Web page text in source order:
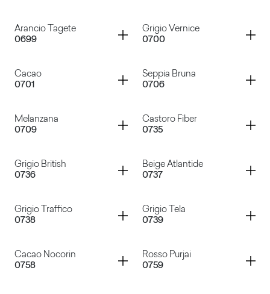
Arancio Tagete
0699
Container
Grigio Vernice
0700
Container
Cacao
0701
Container
Seppia Bruna
0706
Container
Melanzana
0709
Container
Castoro Fiber
0735
Container
Grigio British
0736
Container
Beige Atlantide
0737
Container
Grigio Traffico
0738
Container
Grigio Tela
0739
Container
Cacao Nocorin
0758
Container
Rosso Purjai
0759
Container